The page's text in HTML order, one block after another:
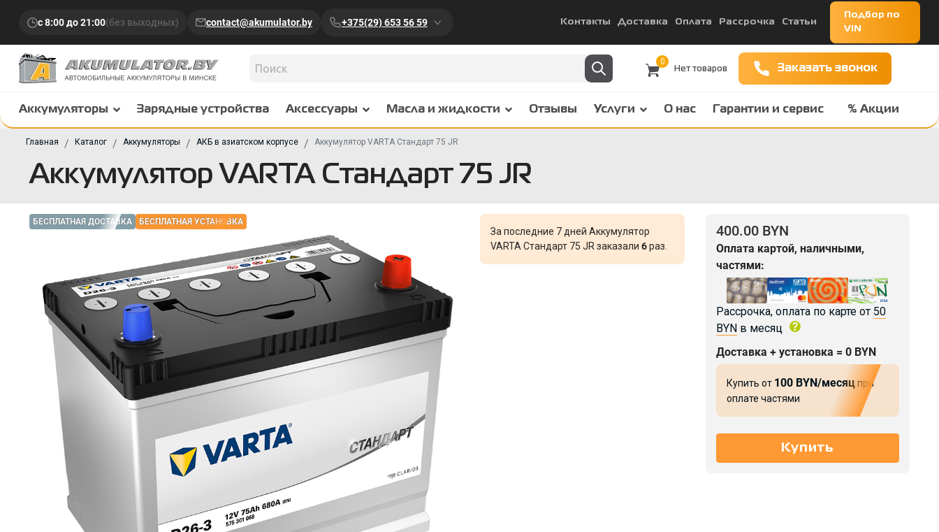
с 8:00 до 21:00(без выходных) contact@akumulator.by +375(29) 653 56 59 Контакты Доставка Оплата Рассрочка Статьи
Подбор по
VIN
0
Заказать звонок
Аккумуляторы Зарядные устройства Аксессуары Масла и жидкости Отзывы Услуги О нас Гарантии и сервис % Акции
Главная Каталог Аккумуляторы АКБ в азиатском корпусе Аккумулятор VARTA Стандарт 75 JR
Аккумулятор VARTA Стандарт 75 JR
БЕСПЛАТНАЯ ДОСТАВКА БЕСПЛАТНАЯ УСТАНОВКА
За последние 7 дней Аккумулятор
VARTA Стандарт 75 JR заказали 6раз.
400.00 BYN
Оплата картой, наличными,
частями:
Рассрочка, оплата по карте от 50
BYNв месяц
Доставка + установка = 0 BYN
Купить от 100 BYN/месяцпри
оплате частями